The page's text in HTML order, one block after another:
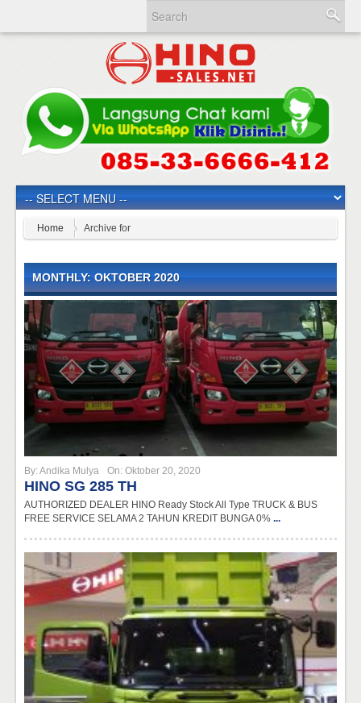
Home Archive for
MONTHLY: OKTOBER 2020
By:Andika Mulya On: Oktober 20, 2020
HINO SG 285 TH
AUTHORIZED DEALER HINO Ready Stock All Type TRUCK & BUS
FREE SERVICE SELAMA 2 TAHUN KREDIT BUNGA 0% ...